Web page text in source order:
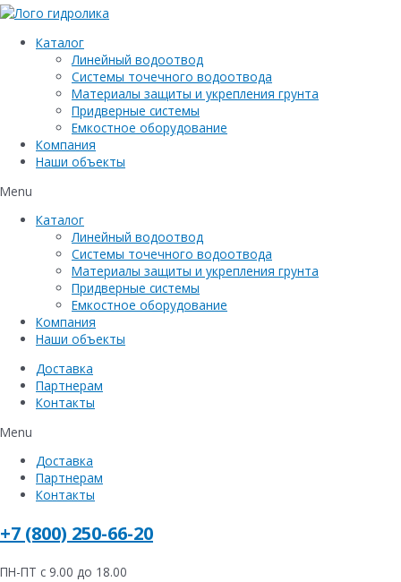
Каталог
Линейный водоотвод
Системы точечного водоотвода
Материалы защиты и укрепления грунта
Придверные системы
Емкостное оборудование
Компания
Наши объекты
Menu
Каталог
Линейный водоотвод
Системы точечного водоотвода
Материалы защиты и укрепления грунта
Придверные системы
Емкостное оборудование
Компания
Наши объекты
Доставка
Партнерам
Контакты
Menu
Доставка
Партнерам
Контакты
+7 (800) 250-66-20
ПН-ПТ с 9.00 до 18.00